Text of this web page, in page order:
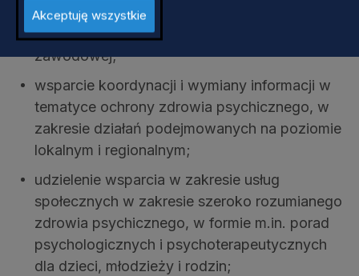
psychicznego z systemem opieki społecznej,
systemem edukacji oraz aktywizacji
zawodowej;
wsparcie koordynacji i wymiany informacji w
tematyce ochrony zdrowia psychicznego, w
zakresie działań podejmowanych na poziomie
lokalnym i regionalnym;
udzielenie wsparcia w zakresie usług
społecznych w zakresie szeroko rozumianego
zdrowia psychicznego, w formie m.in. porad
psychologicznych i psychoterapeutycznych
dla dzieci, młodzieży i rodzin;
Akceptuję wszystkie